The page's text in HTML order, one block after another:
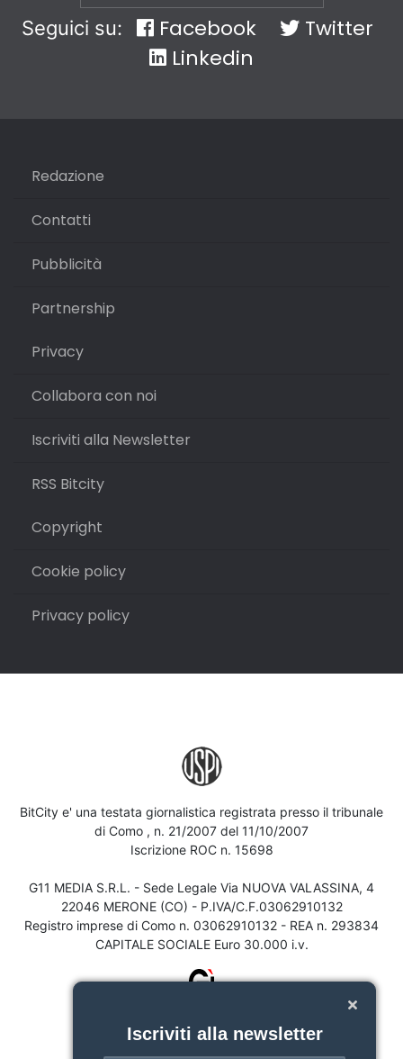
Seguici su: Facebook
Twitter
Linkedin
Redazione
Contatti
Pubblicità
Partnership
Privacy
Collabora con noi
Iscriviti alla Newsletter
RSS Bitcity
Copyright
Cookie policy
Privacy policy
BitCity e' una testata giornalistica registrata presso il tribunale
di Como , n. 21/2007 del 11/10/2007
Iscrizione ROC n. 15698
G11 MEDIA S.R.L. - Sede Legale Via NUOVA VALASSINA, 4
22046 MERONE (CO) - P.IVA/C.F.03062910132
Registro imprese di Como n. 03062910132 - REA n. 293834
CAPITALE SOCIALE Euro 30.000 i.v.
Iscriviti alla newsletter